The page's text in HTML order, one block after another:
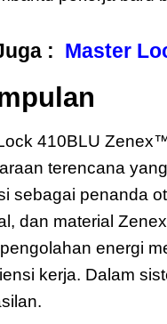
: Master
410BLU
terencana
sebagai penanda
dan material
energi
kerja. Dalam